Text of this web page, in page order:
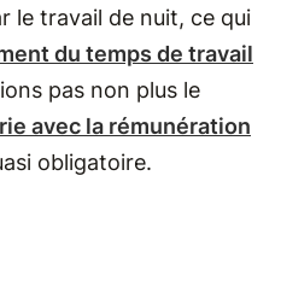
le travail de nuit, ce qui
du temps de travail
pas non plus le
avec la rémunération
obligatoire.